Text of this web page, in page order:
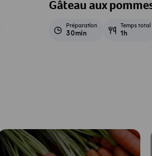
Gâteau aux
Préparation
30min
Temps total
1h